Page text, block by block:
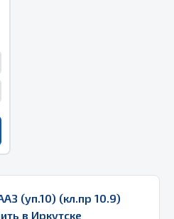
ещё
(уп.10) (кл.пр 10.9)
в Иркутске